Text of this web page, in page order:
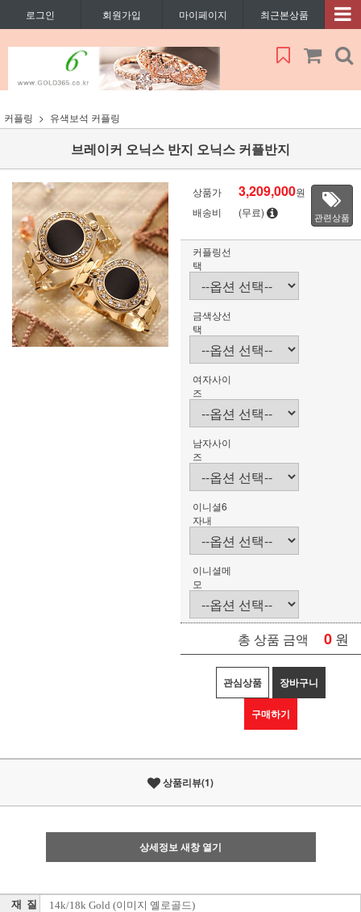
로그인 회원가입 마이페이지 최근본상품
커플링 유색보석 커플링
브레이커 오닉스 반지 오닉스 커플반지
상품가 3,209,000원
배송비
(무료) 관련상품
커플링선
택
금색상선
택
여자사이
즈
남자사이
즈
이니셜6
자내
이니셜메
모
총 상품 금액 0 원
관심상품 장바구니
구매하기
상품리뷰(1)
상세정보 새창 열기
재 질 14k/18k Gold (이미지 옐로골드)